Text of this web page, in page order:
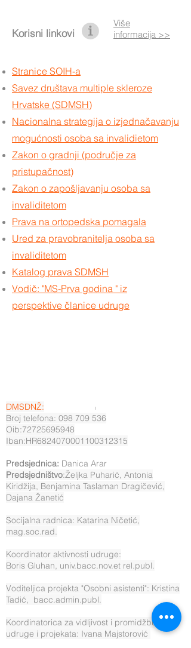
Više
informacija >>
Korisni linkovi
Stranice SOIH-a
Savez društava multiple skleroze
Hrvatske (SDMSH)
Nacionalna strategija o izjednačavanju
mogućnosti osoba sa invalidietom
Zakon o gradnji (područje za
pristupačnost)
Zakon o zapošljavanju osoba sa
invaliditetom
Prava na ortopedska pomagala
Ured za pravobranitelja osoba sa
invaliditetom
Katalog prava SDMSH
Vodič: "MS-Prva godina " iz
perspektive članice udruge
DMSDNŽ:
Broj telefona: 098 709 536
Oib:72725695948
Iban:HR6824070001100312315
Predsjednica: Danica Arar
Predsjedništvo:Željka Puharić, Antonia
Kiridžija, Benjamina Taslaman Dragičević,
Dajana Žanetić
Socijalna radnica: Katarina Ničetić,
mag.soc.rad.
Koordinator aktivnosti udruge:
Boris Gluhan, univ.bacc.nov.et rel.publ.
Voditeljica projekta "Osobni asistenti": Kristina
Tadić, bacc.admin.publ.
Koordinatorica za vidljivost i promidžbu
udruge i projekata: Ivana Majstorović